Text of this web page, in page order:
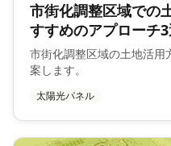
市街化調整区域での
すすめのアプローチ
市街化調整区域の土地活用
案します。
太陽光パネル